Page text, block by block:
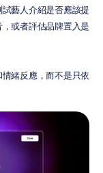
藝人介紹是否應該提
或者評估品牌置入是
緒反應，而不是只依